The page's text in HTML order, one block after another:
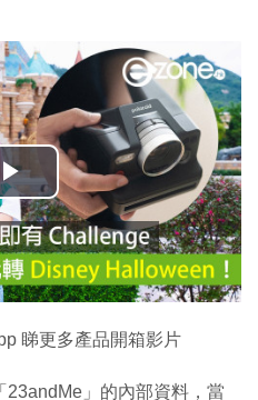
播
放
影
片睇更多產品開箱影片
23andMe」的內部資料，當